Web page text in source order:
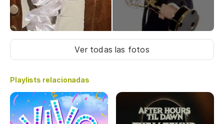
Ver todas las fotos
Playlists relacionadas